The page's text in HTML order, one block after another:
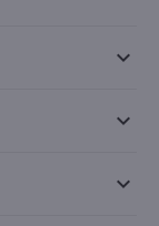
keyboard_arrow_down
keyboard_arrow_down
keyboard_arrow_down